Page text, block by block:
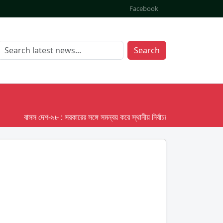
Facebook
Search
বাসস দেশ-৯৮ : সরকারের সঙ্গে সমন্বয় করে স্থানীয় নির্বাচনের তফসিল দেবে ইসি;